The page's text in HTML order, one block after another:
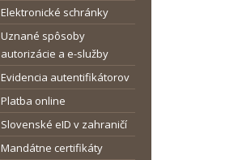
Elektronické schránky
Uznané spôsoby
autorizácie a e-služby
Evidencia autentifikátorov
Platba online
Slovenské eID v zahraničí
Mandátne certifikáty